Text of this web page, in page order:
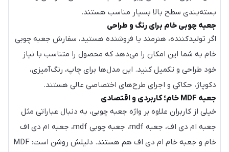
بسته‌بندی سطح بالا بسیار مناسب هستند.
جعبه چوبی خام برای رنگ و طراحی
اگر تولیدکننده، هنرمند یا فروشنده هستید، سفارش جعبه چوبی
خام به شما این امکان را می‌دهد که محصول را متناسب با نیاز
خود طراحی و تکمیل کنید. این مدل‌ها برای چاپ، رنگ‌آمیزی،
دکوپاژ، حکاکی و اجرای طرح‌های اختصاصی عالی هستند.
جعبه MDF خام؛ کاربردی و اقتصادی
خیلی از کاربران علاوه بر واژه جعبه چوبی، به دنبال عباراتی مثل
جعبه ام دی اف، جعبه mdf، جعبه چوبی mdf، جعبه ام دی اف
خام و جعبه خام ام دی اف هم هستند. دلیلش روشن است: MDF